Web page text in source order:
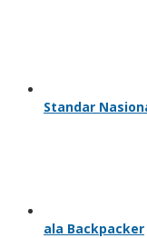
Standar
ala Backpacker